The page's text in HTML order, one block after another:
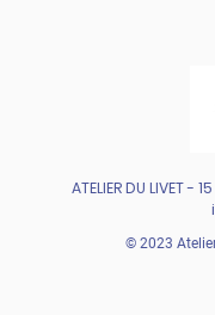
ATELIER DU LIVET
© 2023